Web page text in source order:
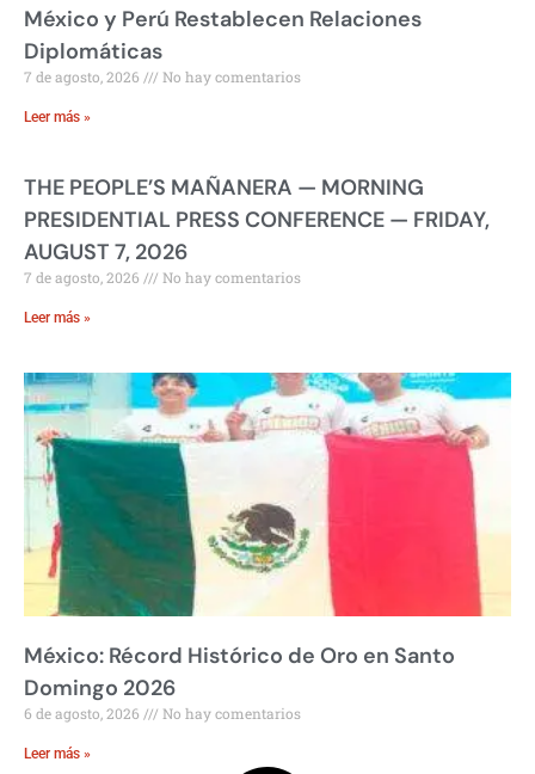
México y Perú Restablecen Relaciones
Diplomáticas
7 de agosto, 2026 No hay comentarios
Leer más »
THE PEOPLE’S MAÑANERA — MORNING
PRESIDENTIAL PRESS CONFERENCE — FRIDAY,
AUGUST 7, 2026
7 de agosto, 2026 No hay comentarios
Leer más »
México: Récord Histórico de Oro en Santo
Domingo 2026
6 de agosto, 2026 No hay comentarios
Leer más »